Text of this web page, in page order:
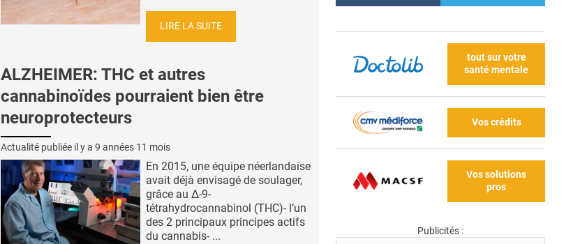
LIRE LA SUITE
ALZHEIMER: THC et autres
cannabinoïdes pourraient bien être
neuroprotecteurs
Actualité publiée il y a 9 années 11 mois
En 2015, une équipe néerlandaise
avait déjà envisagé de soulager,
grâce au Δ-9-
tétrahydrocannabinol (THC)- l’un
des 2 principaux principes actifs
du cannabis- ...
tout sur votre
santé mentale
Vos crédits
Vos solutions
pros
Publicités :